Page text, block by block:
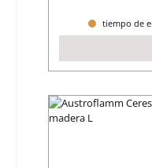
tiempo de